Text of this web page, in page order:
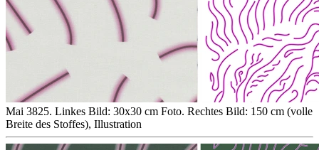
Mai 3825. Linkes Bild: 30x30 cm Foto. Rechtes Bild: 150 cm (volle
Breite des Stoffes), Illustration